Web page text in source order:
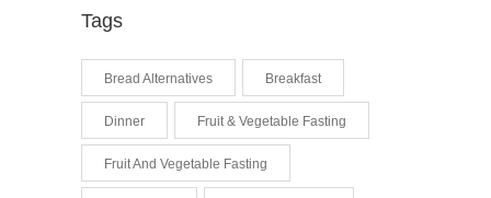
Tags
Bread Alternatives Breakfast
Dinner Fruit & Vegetable Fasting
Fruit And Vegetable Fasting